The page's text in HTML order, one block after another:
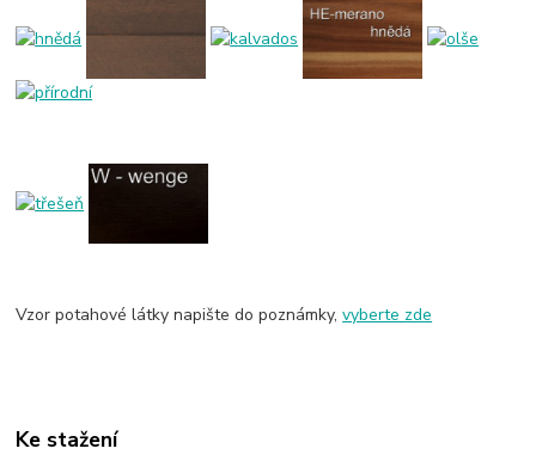
Vzor potahové látky napište do poznámky,vyberte zde
Ke stažení